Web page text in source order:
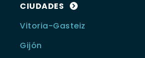
CIUDADES
Vitoria-Gasteiz
Gijón